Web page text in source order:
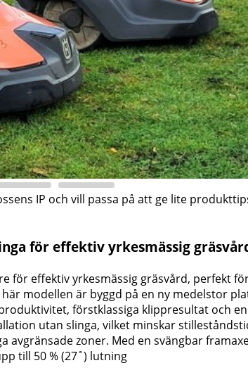
IP och vill passa på att ge lite
för effektiv yrkesmässig
för effektiv yrkesmässig gräsvård, perfekt
modellen är byggd på en ny medelstor
förstklassiga klippresultat och
utan slinga, vilket minskar
avgränsade zoner. Med en svängbar
till 50 % (27˚) lutning